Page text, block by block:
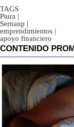
TAGS
Piura |
Sernanp |
emprendimientos |
apoyo financiero